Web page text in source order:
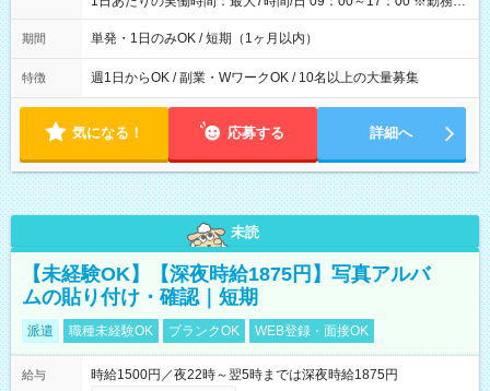
間は 試験により異なります。
期間 単発・1日のみOK / 短期（1ヶ月以内）
特徴 週1日からOK / 副業・WワークOK / 10名以上の大量募集
気になる！ 応募する 詳細へ
未読
【未経験OK】【深夜時給1875円】写真アルバ
ムの貼り付け・確認｜短期
派遣 職種未経験OK ブランクOK WEB登録・面接OK
給与
時給1500円／夜22時～翌5時までは深夜時給1875円